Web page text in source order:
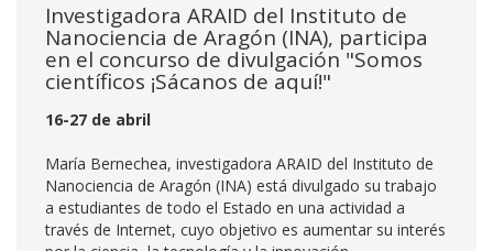
Investigadora ARAID del Instituto de
Nanociencia de Aragón (INA), participa
en el concurso de divulgación "Somos
científicos ¡Sácanos de aquí!"
16-27 de abril
María Bernechea, investigadora ARAID del Instituto de
Nanociencia de Aragón (INA) está divulgado su trabajo
a estudiantes de todo el Estado en una actividad a
través de Internet, cuyo objetivo es aumentar su interés